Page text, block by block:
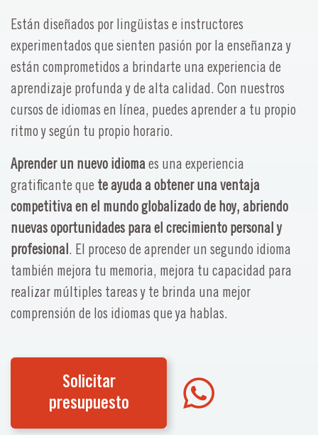
Están diseñados por lingüistas e instructores
experimentados que sienten pasión por la enseñanza y
están comprometidos a brindarte una experiencia de
aprendizaje profunda y de alta calidad. Con nuestros
cursos de idiomas en línea, puedes aprender a tu propio
ritmo y según tu propio horario.
Aprender un nuevo idioma es una experiencia
gratificante que te ayuda a obtener una ventaja
competitiva en el mundo globalizado de hoy, abriendo
nuevas oportunidades para el crecimiento personal y
profesional . El proceso de aprender un segundo idioma
también mejora tu memoria, mejora tu capacidad para
realizar múltiples tareas y te brinda una mejor
comprensión de los idiomas que ya hablas.
Solicitar
presupuesto